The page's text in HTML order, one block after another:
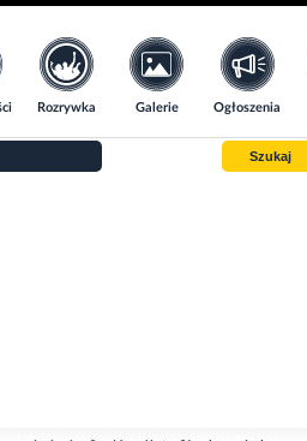
Rozrywka Galerie Ogłoszenia
Szukaj